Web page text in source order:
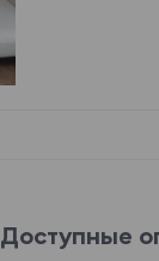
Доступные